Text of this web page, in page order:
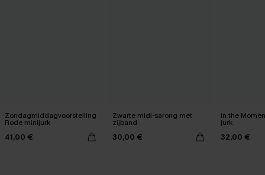
Zondagmiddagvoorstelling
Rode minijurk
41,00 €
Zwarte midi-sarong met
zijband
30,00 €
In the
jurk
32,00 €